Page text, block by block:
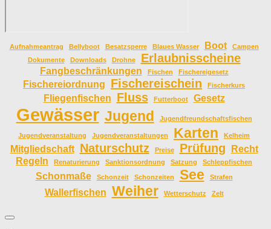
Aufnahmeantrag Bellyboot Besatzsperre Blaues Wasser Boot
Campen
Dokumente
Downloads Drohne Erlaubnisscheine
Fangbeschränkungen Fischen Fischereigesetz
Fischereiordnung Fischereischein Fischerkurs
Fliegenfischen Fluss Futterboot Gesetz
Gewässer Jugend Jugendfreundschaftsfischen
Jugendveranstaltung Jugendveranstaltungen Karten Kelheim
Mitgliedschaft Naturschutz Preise Prüfung
Recht
Regeln
Renaturierung Sanktionsordnung Satzung Schleppfischen
Schonmaße Schonzeit Schonzeiten See Strafen
Wallerfischen Weiher Wetterschutz Zelt